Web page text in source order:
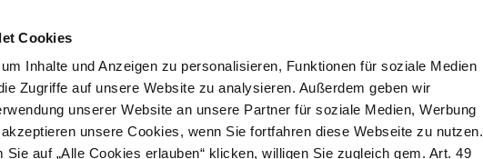
Cookies
Inhalte und Anzeigen zu personalisieren, Funktionen für soziale Medien
Zugriffe auf unsere Website zu analysieren. Außerdem geben wir
unserer Website an unsere Partner für soziale Medien, Werbung
unsere Cookies, wenn Sie fortfahren diese Webseite zu nutzen.
auf „Alle Cookies erlauben“ klicken, willigen Sie zugleich gem. Art. 49